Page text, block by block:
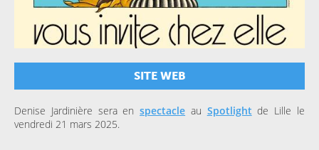
SITE WEB
Denise Jardinière sera enspectacle au Spotlight de Lille le
vendredi 21 mars 2025.